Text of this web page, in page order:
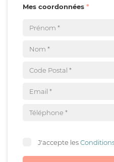
Mes coordonnées
J'accepte les